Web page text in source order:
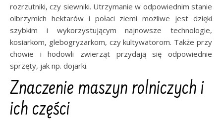
rozrzutniki, czy siewniki. Utrzymanie w odpowiednim stanie
olbrzymich hektarów i połaci ziemi możliwe jest dzięki
szybkim i wykorzystującym najnowsze technologie,
kosiarkom, glebogryzarkom, czy kultywatorom. Także przy
chowie i hodowli zwierząt przydają się odpowiednie
sprzęty, jak np. dojarki.
Znaczenie maszyn rolniczych i
ich części